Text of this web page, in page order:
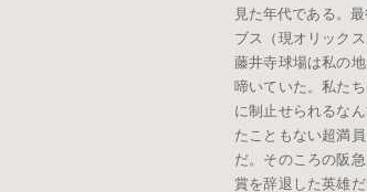
見た年代である。
ブス（現オリック
藤井寺球場は私の
啼いていた。私た
に制止せられるな
たこともない超満
だ。そのころの阪
賞を辞退した英雄